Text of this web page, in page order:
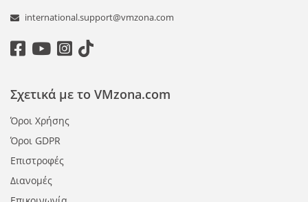
international.support@vmzona.com
Σχετικά με το VMzona.com
Όροι Χρήσης
Όροι GDPR
Επιστροφές
Διανομές